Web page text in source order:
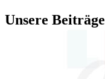
Unsere Beiträge